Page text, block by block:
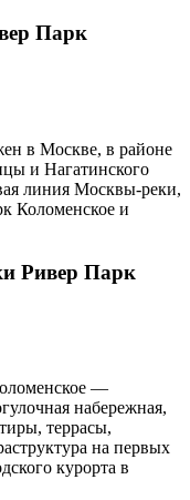
Парк
в Москве, в районе
и Нагатинского
линия Москвы-реки,
Коломенское и
Ривер Парк
—
набережная,
террасы,
на первых
курорта в